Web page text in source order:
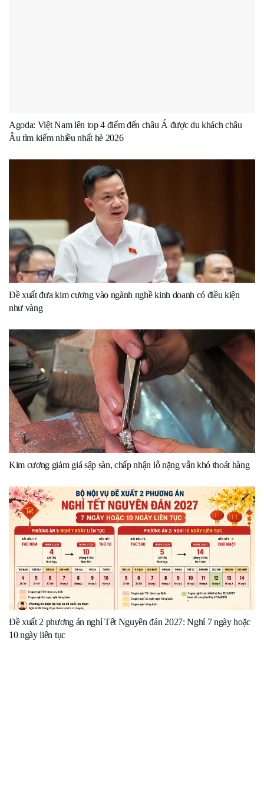
Agoda: Việt Nam lên top 4 điểm đến châu Á được du khách châu
Âu tìm kiếm nhiều nhất hè 2026
Đề xuất đưa kim cương vào ngành nghề kinh doanh có điều kiện
như vàng
Kim cương giảm giá sập sàn, chấp nhận lỗ nặng vẫn khó thoát hàng
Đề xuất 2 phương án nghỉ Tết Nguyên đán 2027: Nghỉ 7 ngày hoặc
10 ngày liên tục